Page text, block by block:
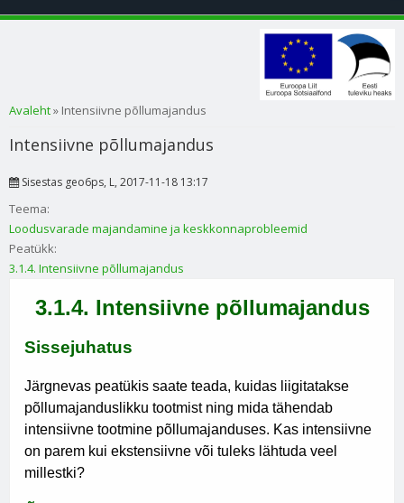
Sa oled siin
Avaleht» Intensiivne põllumajandus
Intensiivne põllumajandus
Sisestas geo6ps, L, 2017-11-18 13:17
Teema:
Loodusvarade majandamine ja keskkonnaprobleemid
Peatükk:
3.1.4. Intensiivne põllumajandus